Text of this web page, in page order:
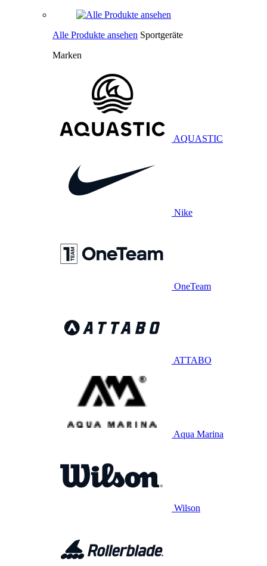
Alle Produkte ansehen Sportgeräte
Marken
AQUASTIC
Nike
OneTeam
ATTABO
Aqua Marina
Wilson